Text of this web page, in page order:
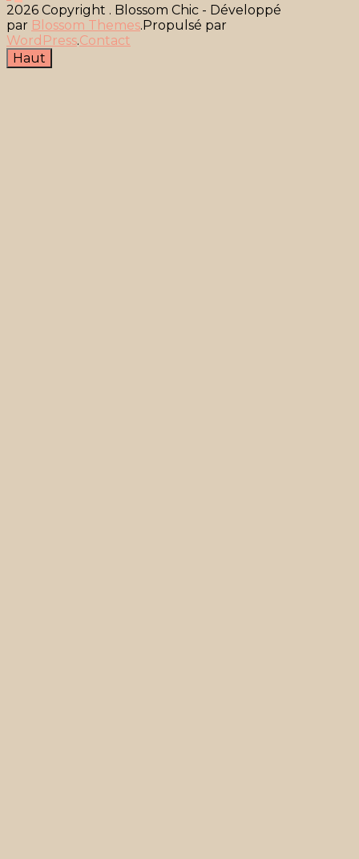
des
publications
2026 Copyright . Blossom Chic - Développé
par Blossom Themes.Propulsé par
WordPress.Contact
Haut